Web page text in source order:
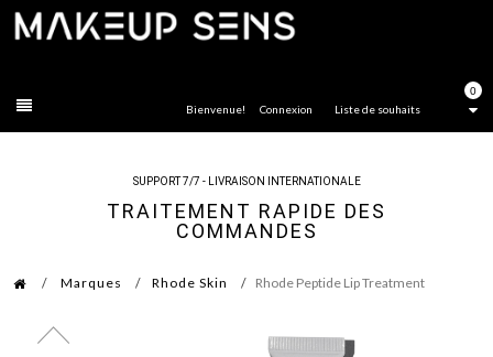
0
Liste de souhaits
Bienvenue! Connexion
SUPPORT 7/7 - LIVRAISON INTERNATIONALE
TRAITEMENT RAPIDE DES
COMMANDES
Marques Rhode Skin Rhode Peptide Lip Treatment